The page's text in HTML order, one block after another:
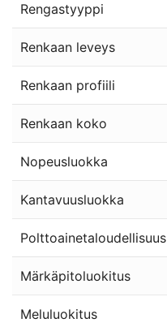
Rengastyyppi
Renkaan leveys
Renkaan profiili
Renkaan koko
Nopeusluokka
Kantavuusluokka
Polttoainetaloudellisuus
Märkäpitoluokitus
Meluluokitus